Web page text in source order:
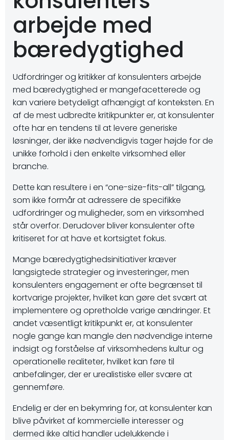
arbejde med
bæredygtighed
Udfordringer og kritikker af konsulenters arbejde
med bæredygtighed er mangefacetterede og
kan variere betydeligt afhængigt af konteksten. En
af de mest udbredte kritikpunkter er, at konsulenter
ofte har en tendens til at levere generiske
løsninger, der ikke nødvendigvis tager højde for de
unikke forhold i den enkelte virksomhed eller
branche.
Dette kan resultere i en “one-size-fits-all” tilgang,
som ikke formår at adressere de specifikke
udfordringer og muligheder, som en virksomhed
står overfor. Derudover bliver konsulenter ofte
kritiseret for at have et kortsigtet fokus.
Mange bæredygtighedsinitiativer kræver
langsigtede strategier og investeringer, men
konsulenters engagement er ofte begrænset til
kortvarige projekter, hvilket kan gøre det svært at
implementere og opretholde varige ændringer. Et
andet væsentligt kritikpunkt er, at konsulenter
nogle gange kan mangle den nødvendige interne
indsigt og forståelse af virksomhedens kultur og
operationelle realiteter, hvilket kan føre til
anbefalinger, der er urealistiske eller svære at
gennemføre.
Endelig er der en bekymring for, at konsulenter kan
blive påvirket af kommercielle interesser og
dermed ikke altid handler udelukkende i